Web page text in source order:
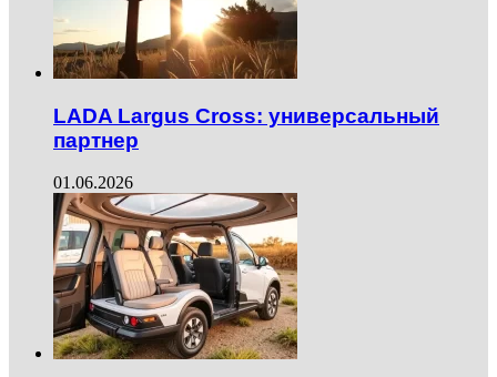
LADA Largus Cross: универсальный
партнер
01.06.2026